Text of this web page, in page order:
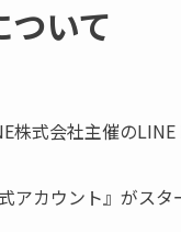
いて
株式会社主催の
アカウント』がス